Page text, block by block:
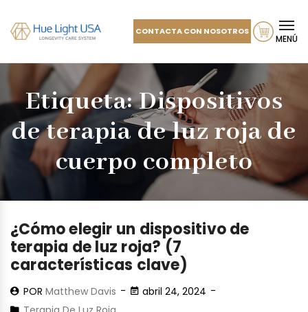
CONTACTA CON NOSOTROS
MENÚ
Etiqueta:Dispositivos
de terapia de luz roja de
cuerpo completo
¿Cómo elegir un dispositivo de
terapia de luz roja? (7
características clave)
POR Matthew Davis
abril 24, 2024